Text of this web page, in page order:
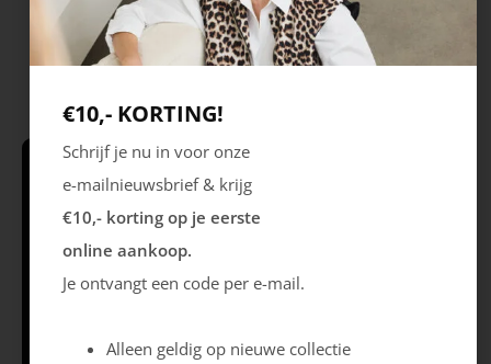
Schrijf je in & krijg €10,- korting* op je
eerste online aankoop!
€10,- KORTING!
Schrijf je nu in voor onze
e-mailnieuwsbrief & krijg
€10,- korting op je eerste
online aankoop.
Je ontvangt een code per e-mail.
Alleen geldig op nieuwe collectie